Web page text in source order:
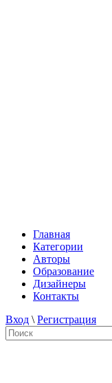
Главная
Категории
Авторы
Образование
Дизайнеры
Контакты
Вход \ Регистрация